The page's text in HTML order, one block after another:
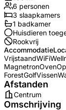
6 personen
3 slaapkamers
1 badkamer
Huisdieren
Rookvrij
Accommodatie
VrijstaandWiFi
MagnetronOven
ForestGolfVissen
Afstanden
Centrum
Omschrijving